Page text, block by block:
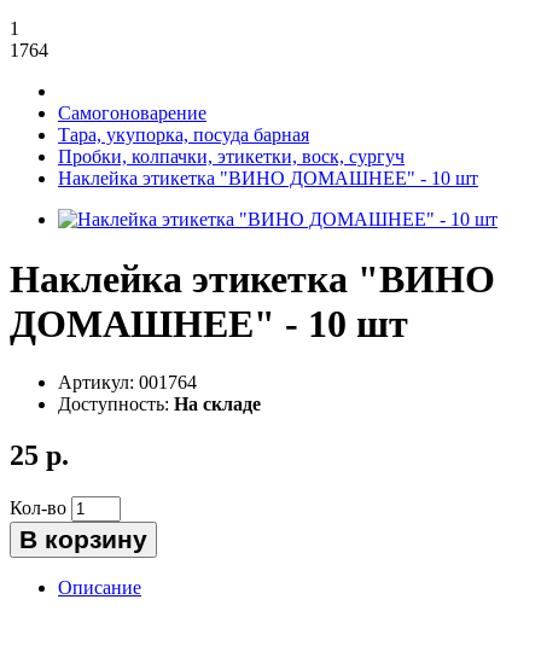
1
1764
Самогоноварение
Тара, укупорка, посуда барная
Пробки, колпачки, этикетки, воск, сургуч
Наклейка этикетка "ВИНО ДОМАШНЕЕ" - 10 шт
Наклейка этикетка "ВИНО
ДОМАШНЕЕ" - 10 шт
Артикул: 001764
Доступность: На складе
25 р.
Кол-во
В корзину
Описание